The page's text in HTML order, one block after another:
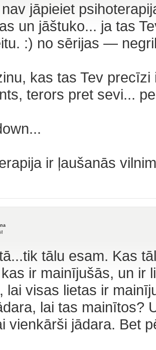
jāpieiet
un jāštuko... ja tas
:) no sērijas —
kas tas Tev
terors pret sevi...
ir ļaušanās
tālu esam. Kas
ir mainījušās, un ir
lai visas lietas ir
lai tas mainītos?
vienkārši jādara. Bet